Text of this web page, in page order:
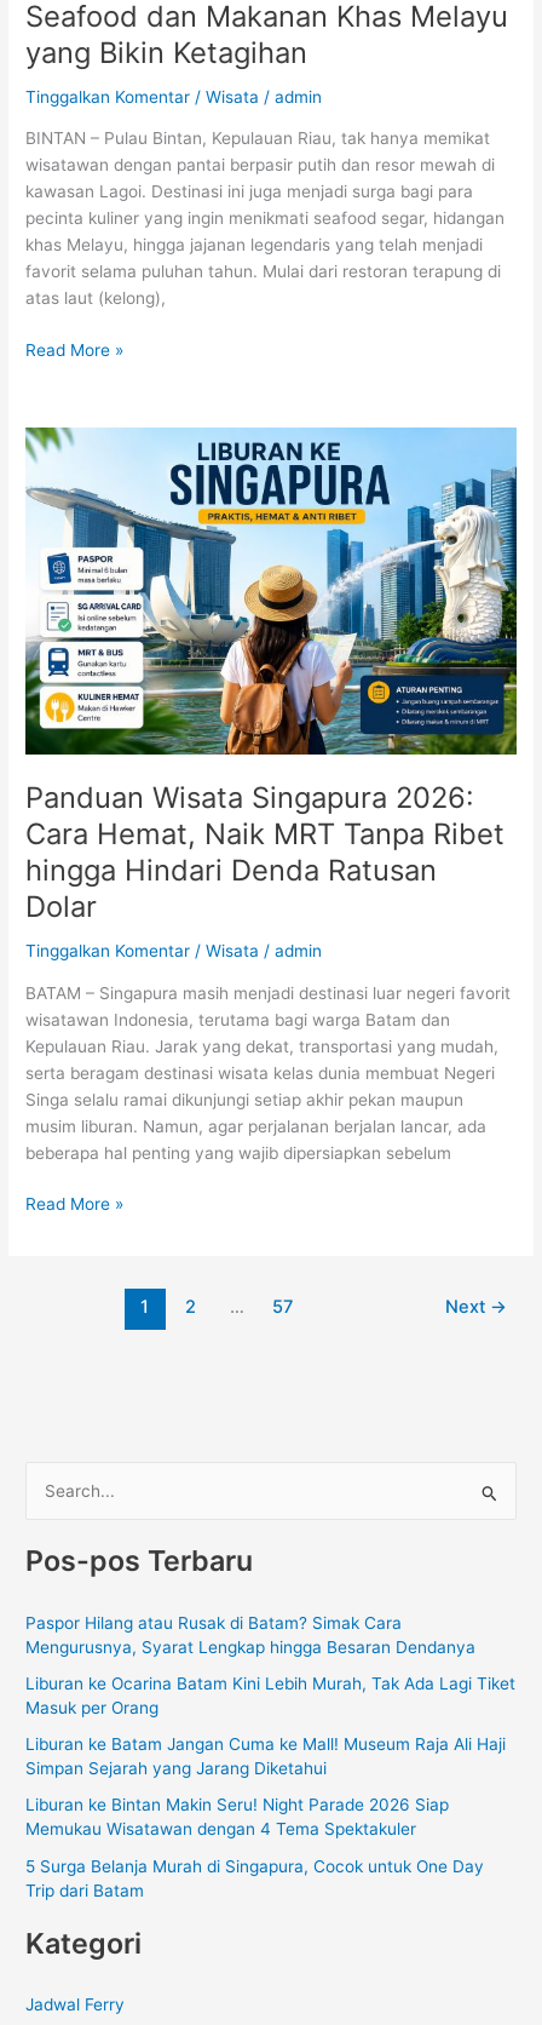
Seafood dan Makanan Khas Melayu
yang Bikin Ketagihan
Tinggalkan Komentar /Wisata /admin
BINTAN – Pulau Bintan, Kepulauan Riau, tak hanya memikat
wisatawan dengan pantai berpasir putih dan resor mewah di
kawasan Lagoi. Destinasi ini juga menjadi surga bagi para
pecinta kuliner yang ingin menikmati seafood segar, hidangan
khas Melayu, hingga jajanan legendaris yang telah menjadi
favorit selama puluhan tahun. Mulai dari restoran terapung di
atas laut (kelong),
Read More »
Panduan Wisata Singapura 2026:
Cara Hemat, Naik MRT Tanpa Ribet
hingga Hindari Denda Ratusan
Dolar
Tinggalkan Komentar /Wisata /admin
BATAM – Singapura masih menjadi destinasi luar negeri favorit
wisatawan Indonesia, terutama bagi warga Batam dan
Kepulauan Riau. Jarak yang dekat, transportasi yang mudah,
serta beragam destinasi wisata kelas dunia membuat Negeri
Singa selalu ramai dikunjungi setiap akhir pekan maupun
musim liburan. Namun, agar perjalanan berjalan lancar, ada
beberapa hal penting yang wajib dipersiapkan sebelum
Panduan
Wisata
Singapura
2026:
Cara
Hemat,
Naik
MRT
Tanpa
Ribet
hingga
Hindari
Denda
Ratusan
Dolar
Read More »
1 2 … 57 Next →
r
u
n
t
k
Pos-pos Terbaru
Paspor Hilang atau Rusak di Batam? Simak Cara
Mengurusnya, Syarat Lengkap hingga Besaran Dendanya
Liburan ke Ocarina Batam Kini Lebih Murah, Tak Ada Lagi Tiket
Masuk per Orang
Liburan ke Batam Jangan Cuma ke Mall! Museum Raja Ali Haji
Simpan Sejarah yang Jarang Diketahui
Liburan ke Bintan Makin Seru! Night Parade 2026 Siap
Memukau Wisatawan dengan 4 Tema Spektakuler
5 Surga Belanja Murah di Singapura, Cocok untuk One Day
Trip dari Batam
Kategori
Jadwal Ferry